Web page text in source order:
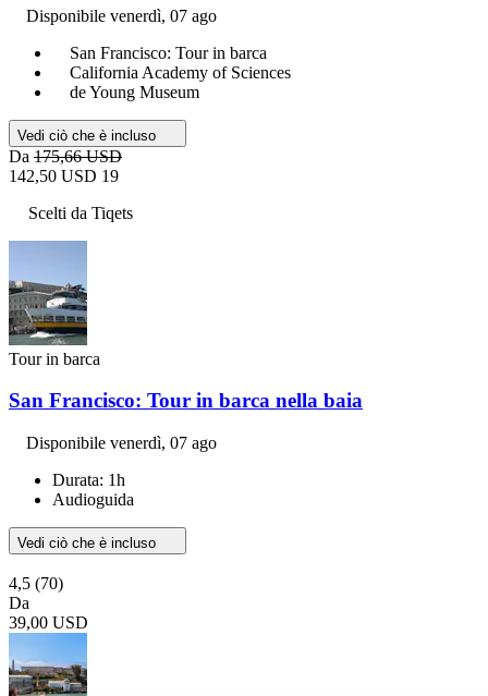
Disponibile venerdì, 07 ago
San Francisco: Tour in barca
California Academy of Sciences
de Young Museum
Vedi ciò che è incluso
Da 175,66 USD
142,50 USD 19
Scelti da Tiqets
Tour in barca
San Francisco: Tour in barca nella baia
Disponibile venerdì, 07 ago
Durata: 1h
Audioguida
Vedi ciò che è incluso
4,5 (70)
Da
39,00 USD